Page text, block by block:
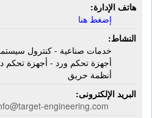
هاتف الإدارة:
إضغط هنا
النشاط:
خدمات صناعية - كنترول
أجهزة تحكم ورد - أجهزة تحكم
أنظمة حريق
البريد الإلكترونى:
engineering.com